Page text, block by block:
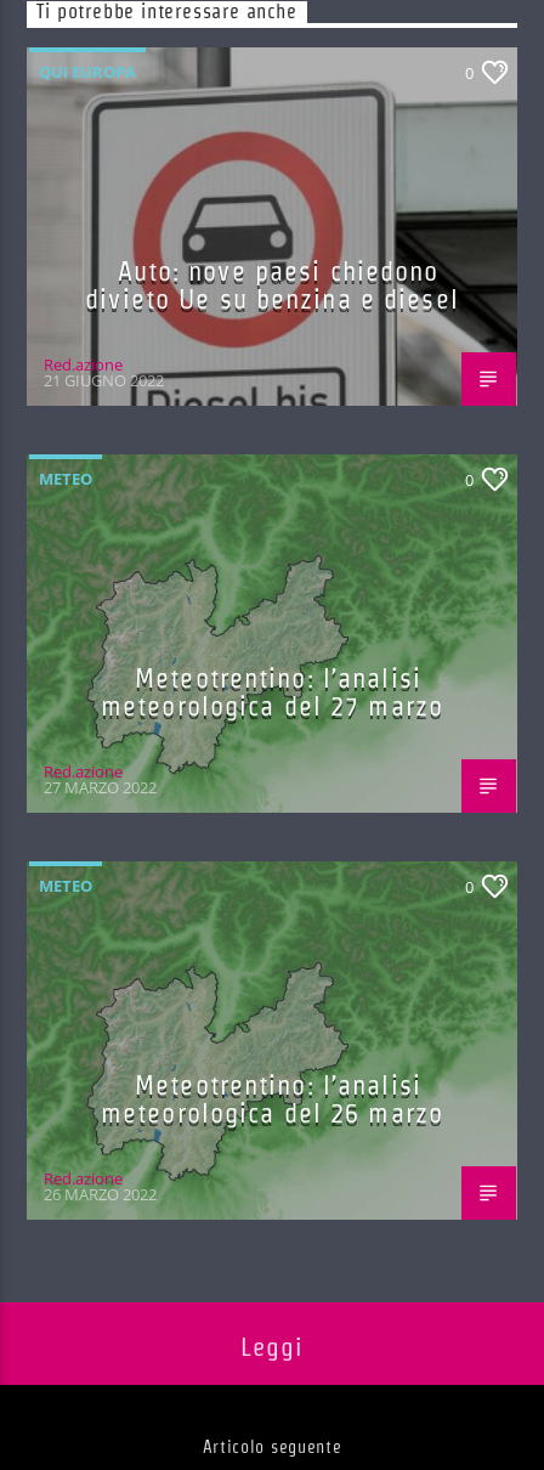
Ti potrebbe interessare anche
QUI EUROPA 0
Auto: nove paesi chiedono
divieto Ue su benzina e diesel
Red.azione
21 GIUGNO 2022
METEO 0
Meteotrentino: l’analisi
meteorologica del 27 marzo
Red.azione
27 MARZO 2022
METEO 0
Meteotrentino: l’analisi
meteorologica del 26 marzo
Red.azione
26 MARZO 2022
Leggi
Articolo seguente